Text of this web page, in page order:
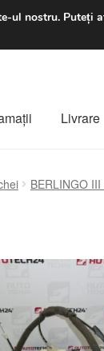
Livrare
BERLINGO
ul nostru. Puteți